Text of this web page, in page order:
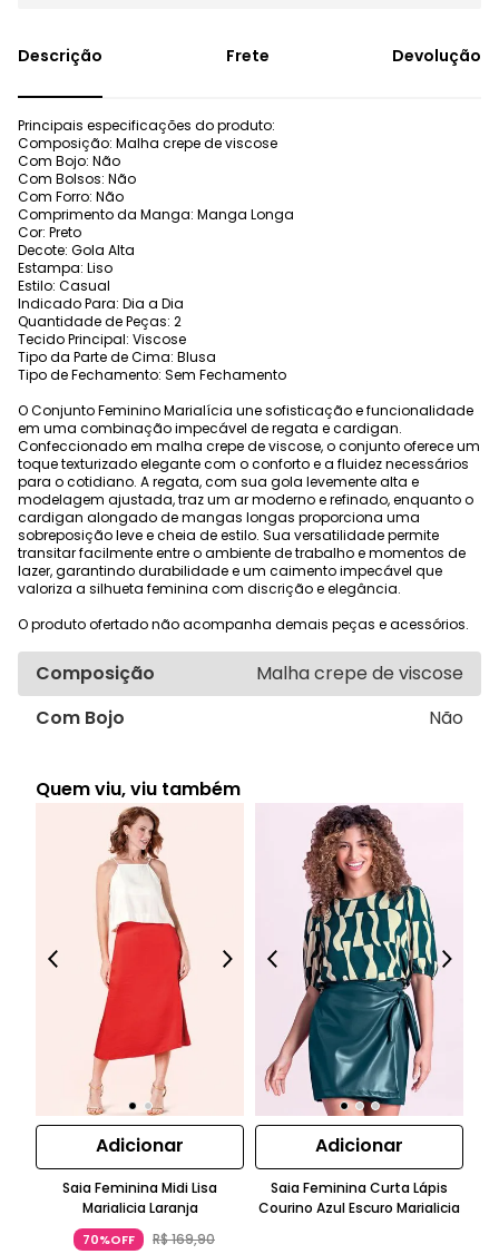
Frete Devolução
Principais especificações do produto:
Composição: Malha crepe de viscose
Com Bojo: Não
Com Bolsos: Não
Com Forro: Não
Comprimento da Manga: Manga Longa
Cor: Preto
Decote: Gola Alta
Estampa: Liso
Estilo: Casual
Indicado Para: Dia a Dia
Quantidade de Peças: 2
Tecido Principal: Viscose
Tipo da Parte de Cima: Blusa
Tipo de Fechamento: Sem Fechamento
O Conjunto Feminino Marialícia une sofisticação e funcionalidade
em uma combinação impecável de regata e cardigan.
Confeccionado em malha crepe de viscose, o conjunto oferece um
toque texturizado elegante com o conforto e a fluidez necessários
para o cotidiano. A regata, com sua gola levemente alta e
modelagem ajustada, traz um ar moderno e refinado, enquanto o
cardigan alongado de mangas longas proporciona uma
sobreposição leve e cheia de estilo. Sua versatilidade permite
transitar facilmente entre o ambiente de trabalho e momentos de
lazer, garantindo durabilidade e um caimento impecável que
valoriza a silhueta feminina com discrição e elegância.
O produto ofertado não acompanha demais peças e acessórios.
Composição
Malha crepe de viscose
Com Bojo
Não
Quem viu, viu também
Adicionar
Saia Feminina Midi Lisa
Marialicia Laranja
70%OFF R$169,90
Adicionar
Saia Feminina Curta Lápis
Courino Azul Escuro Marialicia